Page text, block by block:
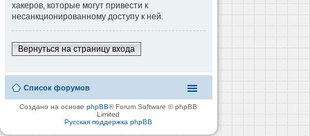
хакеров, которые могут привести к
несанкционированному доступу к ней.
Вернуться на страницу входа
Список форумов
Создано на основеphpBB® Forum Software © phpBB
Limited
Русская поддержка phpBB